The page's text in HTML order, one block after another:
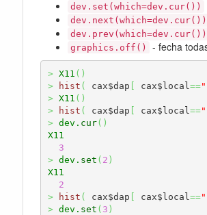
dev.set(which=dev.cur())
dev.next(which=dev.cur())
dev.prev(which=dev.cur())
graphics.off() - fecha
> X11 ( )
>
hist ( cax$dap [ cax$local ==
> X11 ( )
>
hist ( cax$dap [ cax$local ==
> dev. cur( )
X11
3
> dev. set ( 2 )
X11
2
>
hist ( cax$dap [ cax$local ==
> dev. set ( 3 )